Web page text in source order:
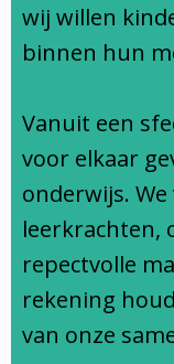
wij willen
binnen hun
Vanuit een
voor elkaar
onderwijs.
leerkrachten,
repectvolle
rekening
van onze